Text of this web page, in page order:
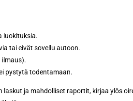
luokituksia.
tai eivät sovellu autoon.
ilmaus).
pystytä todentamaan.
ja mahdolliset raportit, kirjaa ylös